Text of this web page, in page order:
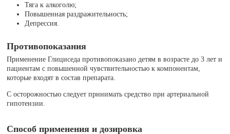
Тяга к алкоголю;
Повышенная раздражительность;
Депрессия.
Противопоказания
Применение Глициседа противопоказано детям в возрасте до 3 лет и
пациентам с повышенной чувствительностью к компонентам,
которые входят в состав препарата.
С осторожностью следует принимать средство при артериальной
гипотензии.
Способ применения и дозировка